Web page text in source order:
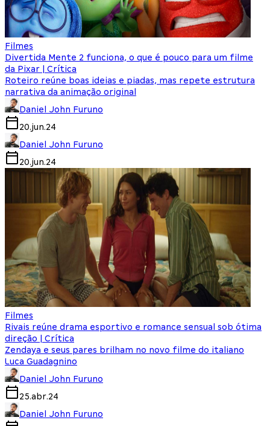
Filmes
Divertida Mente 2 funciona, o que é pouco para um filme
da Pixar | Crítica
Roteiro reúne boas ideias e piadas, mas repete estrutura
narrativa da animação original
Daniel John Furuno
20.jun.24
Daniel John Furuno
20.jun.24
Filmes
Rivais reúne drama esportivo e romance sensual sob ótima
direção | Crítica
Zendaya e seus pares brilham no novo filme do italiano
Luca Guadagnino
Daniel John Furuno
25.abr.24
Daniel John Furuno